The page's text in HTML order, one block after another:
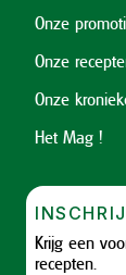
Onze
Onze
Onze
Het Mag !
Krijg een
recepten.